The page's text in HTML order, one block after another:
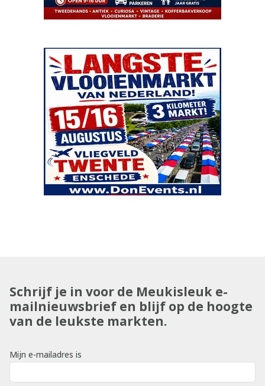
Schrijf je in voor de Meukisleuk e-
mailnieuwsbrief en blijf op de hoogte
van de leukste markten.
Mijn e-mailadres is